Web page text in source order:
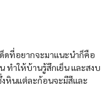
ดที่อยากจะมาแนะนำก็คือ
ำให้บ้านรู้สึกเย็น และสงบ
งหินแต่ละก้อนจะมีสีและ